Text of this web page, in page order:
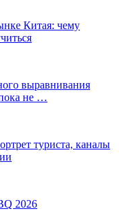
Китая: чему
выравнивания
пока не …
туриста, каналы
2026